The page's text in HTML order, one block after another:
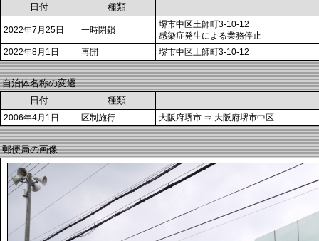
日付
種類
2022年7月25日 一時閉鎖
堺市中区土師町3-10-12
感染症発生による業務停止
2022年8月1日
再開 堺市中区土師町3-10-12
自治体名称の変遷
日付
種類
2006年4月1日 区制施行 大阪府堺市 ⇒ 大阪府堺市中区
郵便局の画像